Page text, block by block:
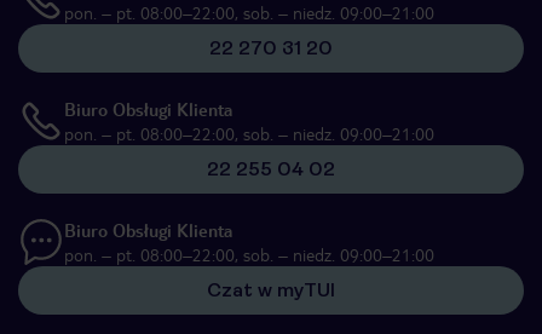
pon. – pt. 08:00–22:00, sob. – niedz. 09:00–21:00
22 270 31 20
Biuro Obsługi Klienta
pon. – pt. 08:00–22:00, sob. – niedz. 09:00–21:00
22 255 04 02
Biuro Obsługi Klienta
pon. – pt. 08:00–22:00, sob. – niedz. 09:00–21:00
Czat w myTUI